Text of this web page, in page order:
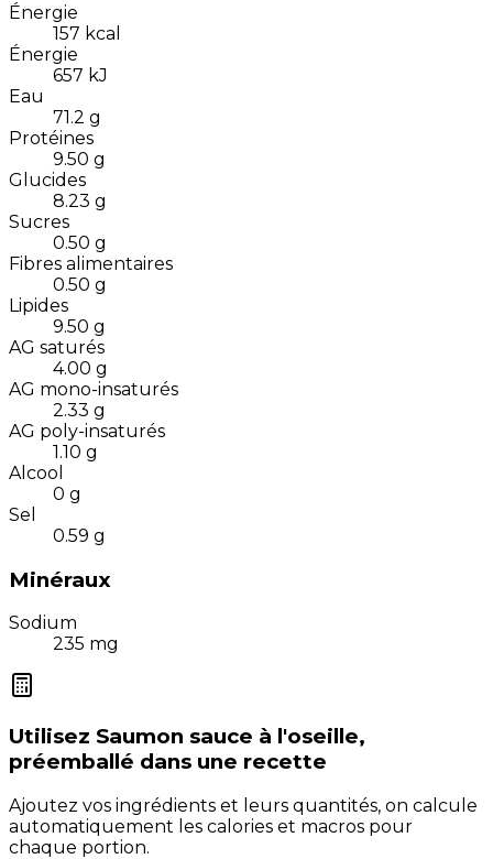
Énergie
157 kcal
Énergie
657 kJ
Eau
71.2 g
Protéines
9.50 g
Glucides
8.23 g
Sucres
0.50 g
Fibres alimentaires
0.50 g
Lipides
9.50 g
AG saturés
4.00 g
AG mono-insaturés
2.33 g
AG poly-insaturés
1.10 g
Alcool
0 g
Sel
0.59 g
Minéraux
Sodium
235 mg
Utilisez Saumon sauce à l'oseille,
préemballé dans une recette
Ajoutez vos ingrédients et leurs quantités, on calcule
automatiquement les calories et macros pour
chaque portion.